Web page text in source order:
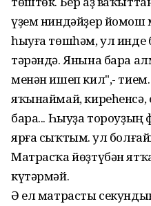
үҙем ниндәйҙер йомош
һыуға төшһәм, ул
тәрәндә. Янына бара
менән ишеп кил",-
яҡынаймай,
бара... Һыуҙа тороуҙың
ярға сыҡтым. Ҡул
Матрасҡа йөҙтүбән
күтәрмәй.
Ә ел матрасты